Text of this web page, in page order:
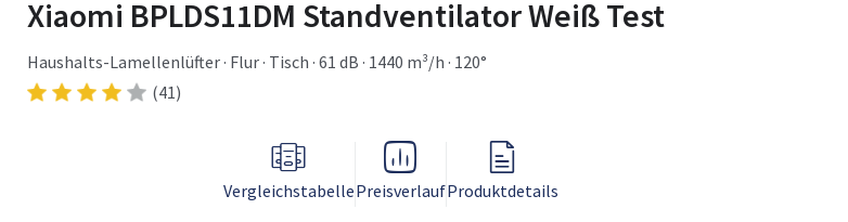
Xiaomi BPLDS11DM Standventilator Weiß Test
Haushalts-Lamellenlüfter · Flur · Tisch · 61 dB · 1440 m³/h · 120°
(41)
VergleichstabellePreisverlaufProduktdetails